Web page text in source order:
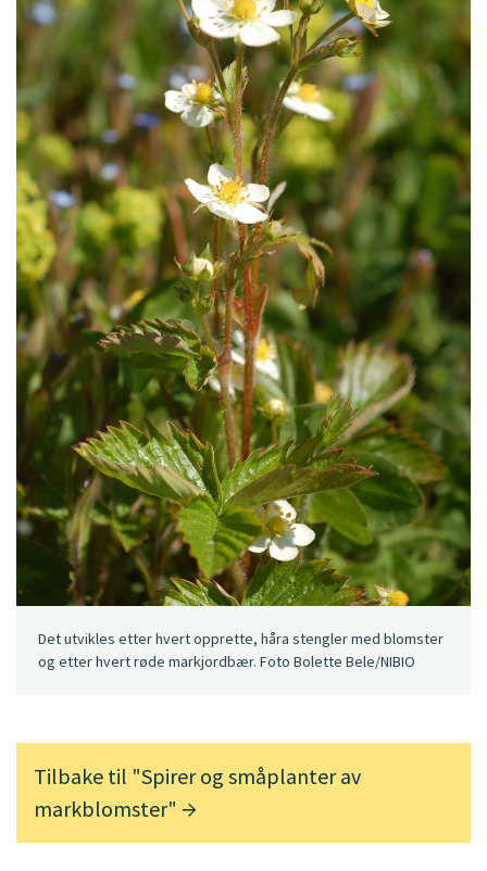
Det utvikles etter hvert opprette, håra stengler med blomster
og etter hvert røde markjordbær. Foto Bolette Bele/NIBIO
Tilbake til "Spirer og småplanter av
markblomster"